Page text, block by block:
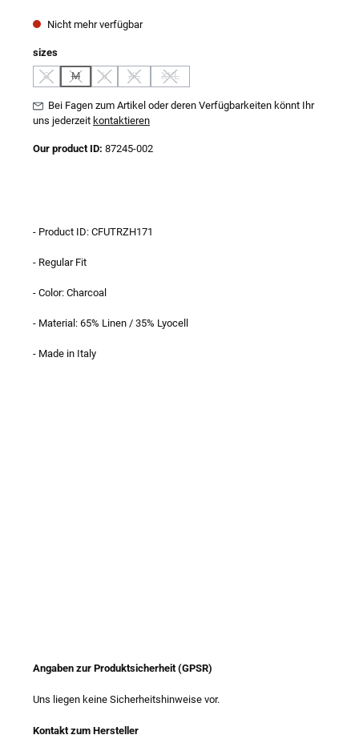
Nicht mehr verfügbar
sizesauswählen
S
(Diese Option ist zurzeit nicht verfügbar.)
M
(Diese Option ist zurzeit nicht verfügbar.)
L
(Diese Option ist zurzeit nicht verfügbar.)
XL
(Diese Option ist zurzeit nicht verfügbar.)
XXL
(Diese Option ist zurzeit nicht verfügbar.)
Bei Fagen zum Artikel oder deren Verfügbarkeiten könnt Ihr
uns jederzeit kontaktieren
Our product ID: 87245-002
- Product ID: CFUTRZH171
- Regular Fit
- Color: Charcoal
- Material: 65% Linen / 35% Lyocell
- Made in Italy
Angaben zur Produktsicherheit (GPSR)
Uns liegen keine Sicherheitshinweise vor.
Kontakt zum Hersteller